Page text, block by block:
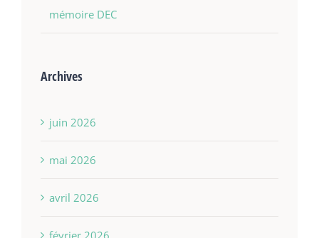
mémoire DEC
Archives
juin 2026
mai 2026
avril 2026